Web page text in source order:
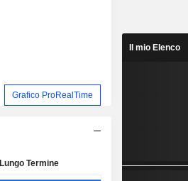
Grafico ProRealTime
Lungo Termine
Il mio Elenco